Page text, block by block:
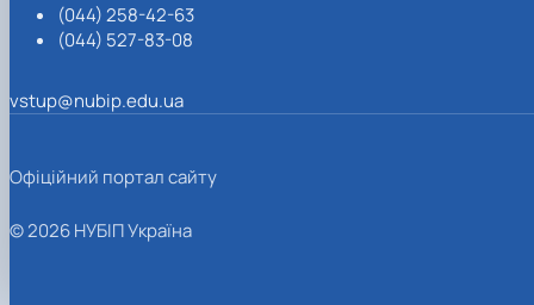
(044) 258-42-63
(044) 527-83-08
vstup@nubip.edu.ua
Офіційний портал сайту
© 2026 НУБІП Україна